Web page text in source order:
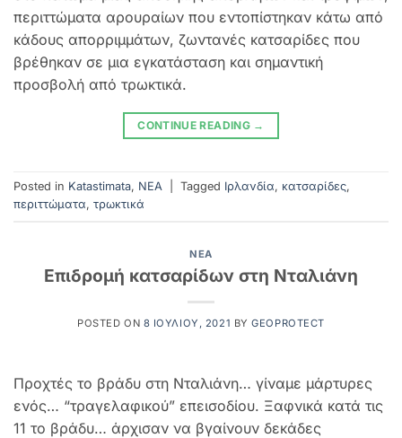
περιττώματα αρουραίων που εντοπίστηκαν κάτω από
κάδους απορριμμάτων, ζωντανές κατσαρίδες που
βρέθηκαν σε μια εγκατάσταση και σημαντική
προσβολή από τρωκτικά.
CONTINUE READING →
Posted in Katastimata, NEA Tagged Ιρλανδία, κατσαρίδες,
περιττώματα, τρωκτικά
NEA
Επιδρομή κατσαρίδων στη Νταλιάνη
POSTED ON 8 ΙΟΥΛΊΟΥ, 2021 BYGEOPROTECT
Προχτές το βράδυ στη Νταλιάνη… γίναμε μάρτυρες
ενός… “τραγελαφικού” επεισοδίου. Ξαφνικά κατά τις
11 το βράδυ… άρχισαν να βγαίνουν δεκάδες